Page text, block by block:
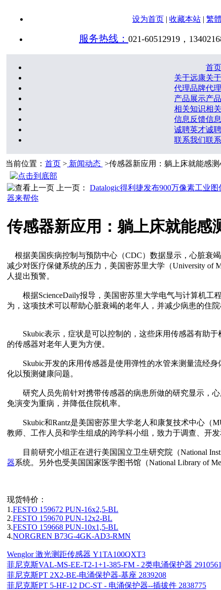
设为首页 | 收藏本站 | 繁
服务热线： 021-60512919，
首页
关于远康关
代理品牌代
产品展示产
相关知识相
信息反馈信
诚聘英才诚
联系我们联
当前位置： 首页 > 新闻动态 >传感器新应用：躺上床就能感
上一页： Datalogic得利捷发布900万像素工业
器来帮你
传感器新应用：躺上床就能感
根据美国疾病控制与预防中心（CDC）数据显示，心脏衰
减少对医疗保健系统的压力，美国密苏里大学（University of
人提出预警。
根据ScienceDaily报导，美国密苏里大学电气与计算机工程
为，这项技术可以帮助心脏衰竭的老年人，并减少病患的住
Skubic表示，症状是可以控制的，这些床用传感器有助于
的传感器对老年人更为方便。
Skubic开发的床用传感器是使用弹性的水管来测量流经身
化以预测健康问题。
研究人员先前针对携带传感器的病患所做的研究显示，心
免演变为重病，并降低住院机率。
Skubic和Rantz是美国密苏里大学老人和康复技术中心（MU
教师、工作人员和学生组成的跨学科小组，致力于调查、开
目前研究小组正在进行美国国立卫生研究院（National
器系统。另外也受美国国家医学图书馆（National Library of
现货特价：
1.FESTO 159672 PUN-16x2,5-BL
2.FESTO 159670 PUN-12x2-BL
3.FESTO 159668 PUN-10x1,5-BL
4.NORGREN B73G-4GK-AD3-RMN
Wenglor 激光测距传感器 Y1TA100QXT3
菲尼克斯VAL-MS-EE-T2-1+1-385-FM - 2类电涌保护器
菲尼克斯PT 2X2-BE-电涌保护器-基座 2839208
菲尼克斯PT 5-HF-12 DC-ST - 电涌保护器--插拔件 2838775